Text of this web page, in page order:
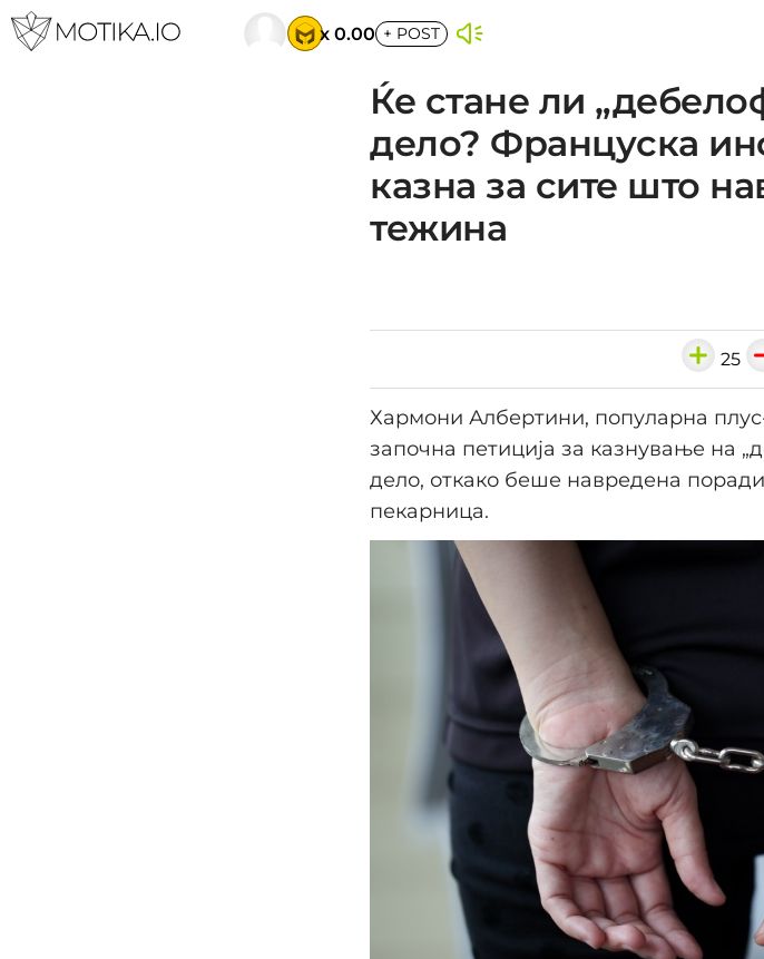
x 0.00 + POST
Ќе стане ли
дело? Француска
казна за сите што
тежина
25
Хармони Албертини, популарна
започна петиција за казнување на
дело, откако беше навредена
пекарница.